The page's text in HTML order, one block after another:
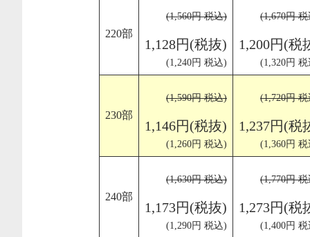
220部
(1,560円 税込)
1,128円(税抜)
(1,240円 税込)
(1,670円
1,200円(税
(1,320円
230部
(1,590円 税込)
1,146円(税抜)
(1,260円 税込)
(1,720円
1,237円(税
(1,360円
240部
(1,630円 税込)
1,173円(税抜)
(1,290円 税込)
(1,770円
1,273円(税
(1,400円